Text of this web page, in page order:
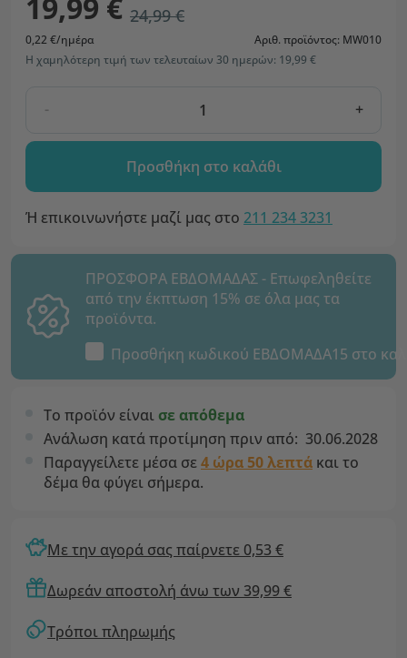
24,99 €
0,22 €/ημέρα
Αριθ. προϊόντος: MW010
Η χαμηλότερη τιμή των τελευταίων 30 ημερών: 19,99 €
- +
Προσθήκη στο καλάθι
Ή επικοινωνήστε μαζί μας στο 211 234 3231
ΠΡΟΣΦΟΡΑ ΕΒΔΟΜΑΔΑΣ - Επωφεληθείτε
από την έκπτωση 15% σε όλα μας τα
προϊόντα.
Προσθήκη κωδικού ΕΒΔΟΜΑΔΑ15 στο
Το προϊόν είναι σε απόθεμα
Ανάλωση κατά προτίμηση πριν από: 30.06.2028
Παραγγείλετε μέσα σε4 ώρα 50 λεπτά και το
δέμα θα φύγει σήμερα.
Με την αγορά σας παίρνετε 0,53 €
Δωρεάν αποστολή άνω των 39,99 €
Τρόποι πληρωμής